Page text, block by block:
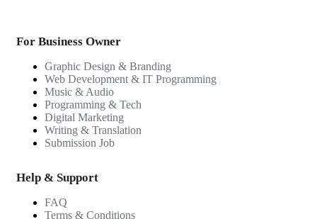
For Business Owner
Graphic Design & Branding
Web Development & IT Programming
Music & Audio
Programming & Tech
Digital Marketing
Writing & Translation
Submission Job
Help & Support
FAQ
Terms & Conditions